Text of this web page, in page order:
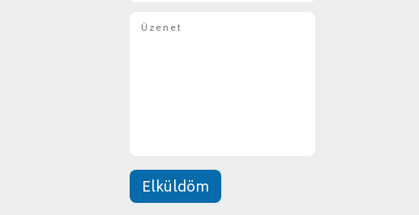
Elküldöm